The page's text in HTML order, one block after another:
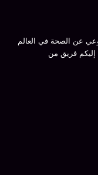
عن الصحة في العالم
إليكم فريق من